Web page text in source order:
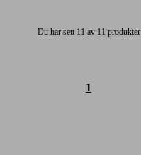
Du har sett 11 av 11 produkter
1